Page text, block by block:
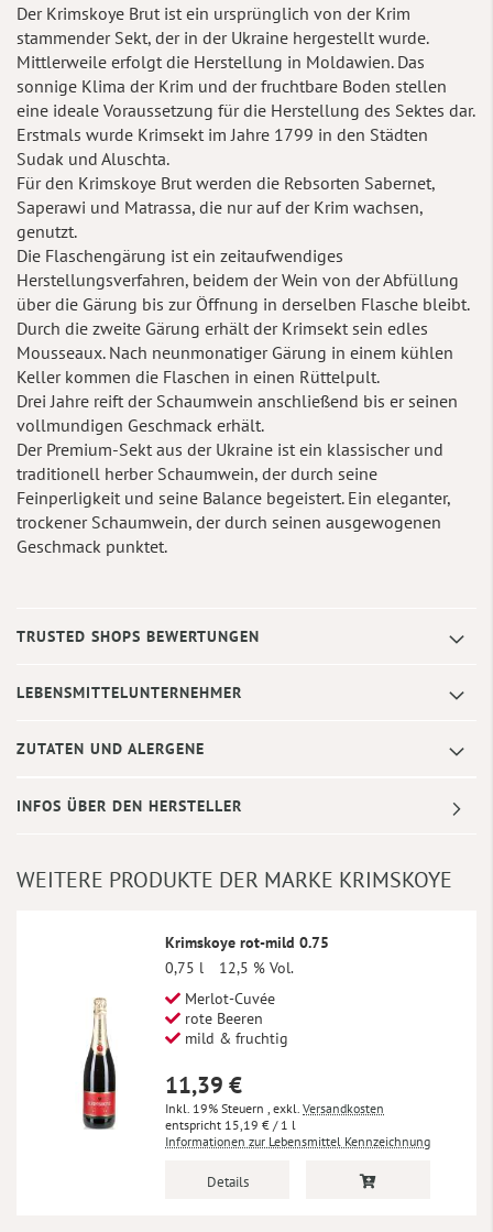
Der Krimskoye Brut ist ein ursprünglich von der Krim
stammender Sekt, der in der Ukraine hergestellt wurde.
Mittlerweile erfolgt die Herstellung in Moldawien. Das
sonnige Klima der Krim und der fruchtbare Boden stellen
eine ideale Voraussetzung für die Herstellung des Sektes dar.
Erstmals wurde Krimsekt im Jahre 1799 in den Städten
Sudak und Aluschta.
Für den Krimskoye Brut werden die Rebsorten Sabernet,
Saperawi und Matrassa, die nur auf der Krim wachsen,
genutzt.
Die Flaschengärung ist ein zeitaufwendiges
Herstellungsverfahren, beidem der Wein von der Abfüllung
über die Gärung bis zur Öffnung in derselben Flasche bleibt.
Durch die zweite Gärung erhält der Krimsekt sein edles
Mousseaux. Nach neunmonatiger Gärung in einem kühlen
Keller kommen die Flaschen in einen Rüttelpult.
Drei Jahre reift der Schaumwein anschließend bis er seinen
vollmundigen Geschmack erhält.
Der Premium-Sekt aus der Ukraine ist ein klassischer und
traditionell herber Schaumwein, der durch seine
Feinperligkeit und seine Balance begeistert. Ein eleganter,
trockener Schaumwein, der durch seinen ausgewogenen
Geschmack punktet.
TRUSTED SHOPS BEWERTUNGEN
LEBENSMITTELUNTERNEHMER
ZUTATEN UND ALERGENE
INFOS ÜBER DEN HERSTELLER
WEITERE PRODUKTE DER MARKE KRIMSKOYE
Krimskoye rot-mild 0.75
0,75 l
12,5 % Vol.
Merlot-Cuvée
rote Beeren
mild & fruchtig
11,39 €
Inkl. 19% Steuern , exkl. Versandkosten
15,19 € / 1 l
Informationen zur Lebensmittel Kennzeichnung
Details